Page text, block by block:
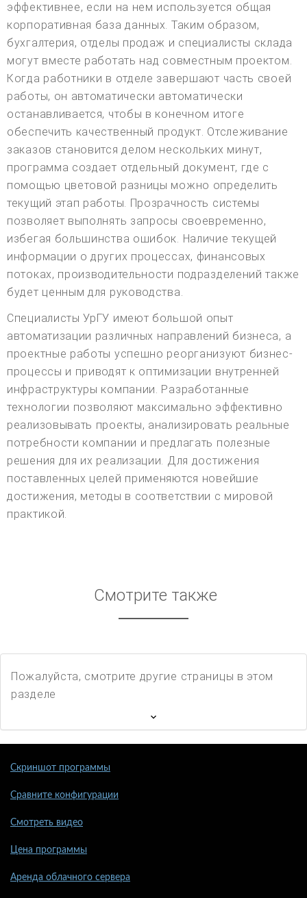
эффективнее, если на нем используется общая
корпоративная база данных. Таким образом,
бухгалтерия, отделы продаж и специалисты склада
могут вместе работать над совместным проектом.
Когда работники в отделе завершают часть своей
работы, он автоматически автоматически
останавливается, чтобы в конечном итоге
обеспечить качественный продукт. Отслеживание
заказов становится делом нескольких минут,
программа создает отдельный документ, где с
помощью цветовой разницы можно определить
текущий этап работы. Прозрачность системы
позволяет выполнять запросы своевременно,
избегая большинства ошибок. Наличие текущей
информации о других процессах, финансовых
потоках, производительности подразделений также
будет ценным для руководства.
Специалисты УрГУ имеют большой опыт
автоматизации различных направлений бизнеса, а
проектные работы успешно реорганизуют бизнес-
процессы и приводят к оптимизации внутренней
инфраструктуры компании. Разработанные
технологии позволяют максимально эффективно
реализовывать проекты, анализировать реальные
потребности компании и предлагать полезные
решения для их реализации. Для достижения
поставленных целей применяются новейшие
достижения, методы в соответствии с мировой
практикой.
Смотрите также
Пожалуйста, смотрите другие страницы в этом
разделе
Скриншот программы
Сравните конфигурации
Смотреть видео
Цена программы
Аренда облачного сервера